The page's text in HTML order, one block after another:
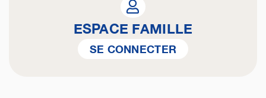
ESPACE FAMILLE
SE CONNECTER